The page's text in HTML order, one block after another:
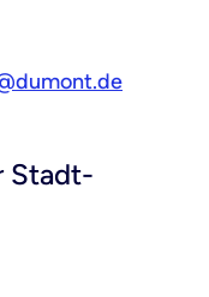
Stadt-